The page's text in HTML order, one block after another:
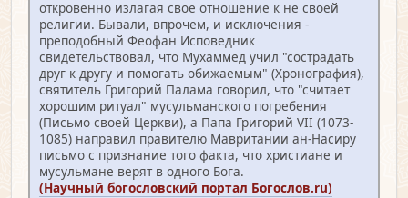
откровенно излагая свое отношение к не своей
религии. Бывали, впрочем, и исключения -
преподобный Феофан Исповедник
свидетельствовал, что Мухаммед учил "сострадать
друг к другу и помогать обижаемым" (Хронография),
святитель Григорий Палама говорил, что "считает
хорошим ритуал" мусульманского погребения
(Письмо своей Церкви), а Папа Григорий VII (1073-
1085) направил правителю Мавритании ан-Насиру
письмо с признание того факта, что христиане и
мусульмане верят в одного Бога.
(Научный богословский портал Богослов.ru)